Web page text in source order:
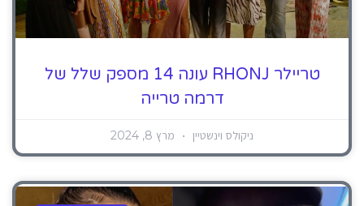
טריילר RHONJ עונה 14 מספק שלל של
דרמה טרייה
ניקולס וינשטיין מרץ 8, 2024